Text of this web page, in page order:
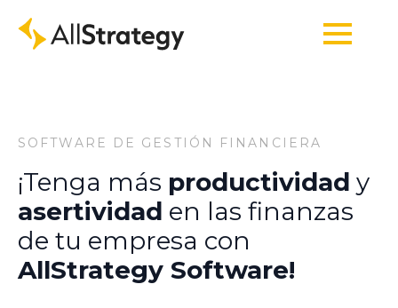
SOFTWARE DE GESTIÓN FINANCIERA
¡Tenga más productividad y
asertividad en las finanzas
de tu empresa con
AllStrategy Software!